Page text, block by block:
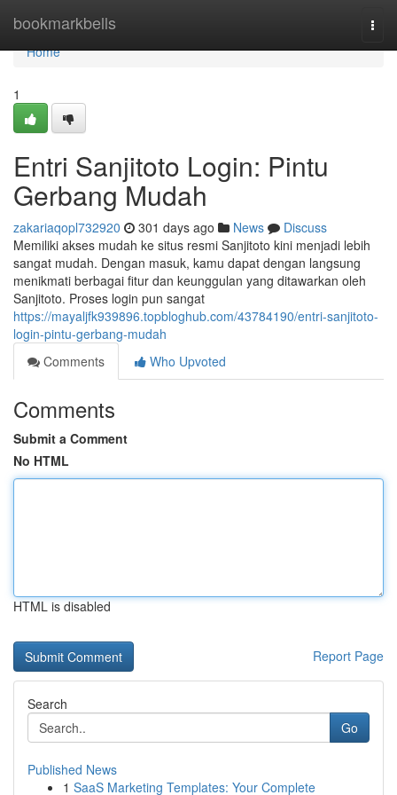
bookmarkbells
Home
Home
1
Entri Sanjitoto Login: Pintu
Gerbang Mudah
zakariaqopl732920 301 days ago News
Discuss
Memiliki akses mudah ke situs resmi Sanjitoto kini menjadi lebih
sangat mudah. Dengan masuk, kamu dapat dengan langsung
menikmati berbagai fitur dan keunggulan yang ditawarkan oleh
Sanjitoto. Proses login pun sangat
https://mayaljfk939896.topbloghub.com/43784190/entri-sanjitoto-
login-pintu-gerbang-mudah
Comments
Who Upvoted
Comments
Submit a Comment
No HTML
HTML is disabled
Report Page
Search
Go
Published News
1 SaaS Marketing Templates: Your Complete